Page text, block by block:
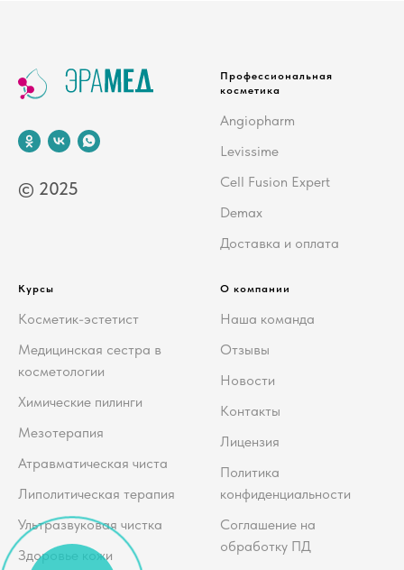
© 2025
Профессиональная
косметика
Angiopharm
Levissime
Cell Fusion Expert
Demax
Доставка и оплата
Курсы
Косметик-эстетист
Медицинская сестра в
косметологии
Химические пилинги
Мезотерапия
Атравматическая чиста
Липолитическая терапия
Ультразвуковая чистка
Здоровье кожи
О компании
Наша команда
Отзывы
Новости
Контакты
Лицензия
Политика
конфиденциальности
Соглашение на
обработку ПД